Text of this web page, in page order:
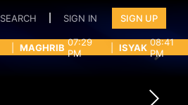
SEARCH SIGN IN SIGN UP
MAGHRIB 07:29
PM
ISYAK 08:41
PM